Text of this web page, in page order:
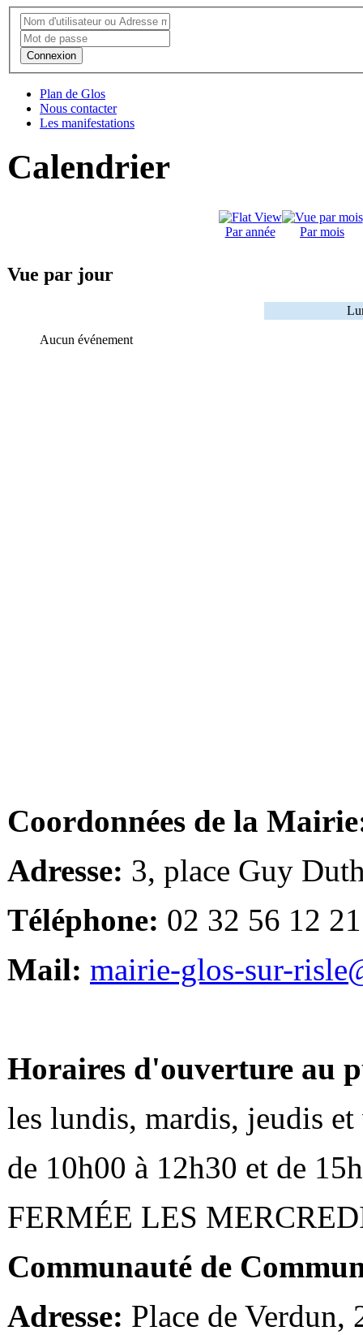
Connexion
Plan de Glos
Nous contacter
Les manifestations
Calendrier
Par année Par mois
Vue par jour
Aucun événement
Coordonnées de la
Adresse: 3, place Guy
Téléphone: 02 32 56 12 21
Mail: mairie-glos-sur-
Horaires d'ouverture au
les lundis, mardis, jeudis et
de 10h00 à 12h30 et de
FERMÉE LES
Communauté de
Adresse: Place de Verdun,